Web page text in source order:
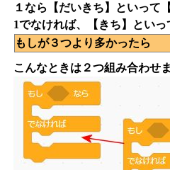
１なら【だいきち】といって
1でなければ、【きち】とい
もしが３つより多かったら
こんなときは２つ組み合わせ